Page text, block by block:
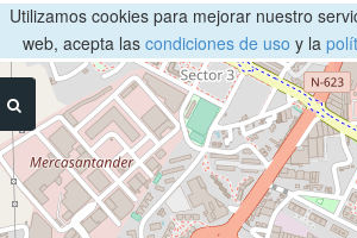
Utilizamos cookies para mejorar nuestro
web, acepta las condiciones de uso y la